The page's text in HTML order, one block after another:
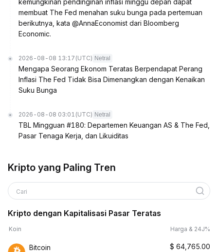
kemungkinan pendinginan inflasi minggu depan dapat
membuat The Fed menahan suku bunga pada pertemuan
berikutnya, kata @AnnaEconomist dari Bloomberg
Economic.
2026-08-08 13:17 (UTC) Netral
Mengapa Seorang Ekonom Teratas Berpendapat Perang
Inflasi The Fed Tidak Bisa Dimenangkan dengan Kenaikan
Suku Bunga
2026-08-08 03:01 (UTC) Netral
TBL Mingguan #180: Departemen Keuangan AS & The Fed,
Pasar Tenaga Kerja, dan Likuiditas
Kripto yang Paling Tren
Cari
Kripto dengan Kapitalisasi Pasar Teratas
Koin Harga & 24J%
Bitcoin $ 64,765.00